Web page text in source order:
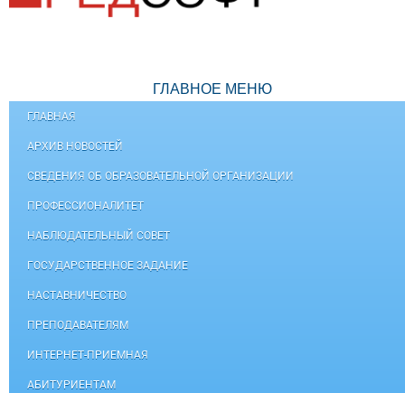
ГЛАВНОЕ МЕНЮ
ГЛАВНАЯ
АРХИВ НОВОСТЕЙ
СВЕДЕНИЯ ОБ ОБРАЗОВАТЕЛЬНОЙ ОРГАНИЗАЦИИ
ПРОФЕССИОНАЛИТЕТ
НАБЛЮДАТЕЛЬНЫЙ СОВЕТ
ГОСУДАРСТВЕННОЕ ЗАДАНИЕ
НАСТАВНИЧЕСТВО
ПРЕПОДАВАТЕЛЯМ
ИНТЕРНЕТ-ПРИЕМНАЯ
АБИТУРИЕНТАМ